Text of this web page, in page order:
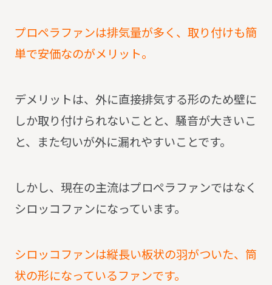
プロペラファンは排気量が多く、取り付けも簡
単で安価なのがメリット。
デメリットは、外に直接排気する形のため壁に
しか取り付けられないことと、騒音が大きいこ
と、また匂いが外に漏れやすいことです。
しかし、現在の主流はプロペラファンではなく
シロッコファンになっています。
シロッコファンは縦長い板状の羽がついた、筒
状の形になっているファンです。